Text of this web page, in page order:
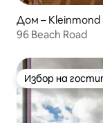
Дом – Kleinmond
96 Beach Road
Избор на
Избор на